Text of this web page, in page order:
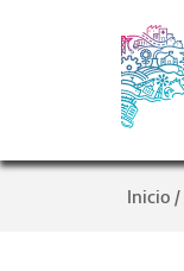
Inicio /